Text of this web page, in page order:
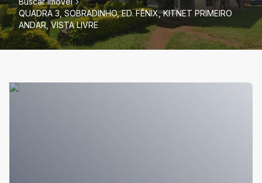
QUADRA 3, SOBRADINHO, ED. FÊNIX, KITNET PRIMEIRO
ANDAR, VISTA LIVRE